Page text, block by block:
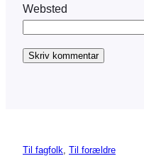
Websted
Til fagfolk Til forældre